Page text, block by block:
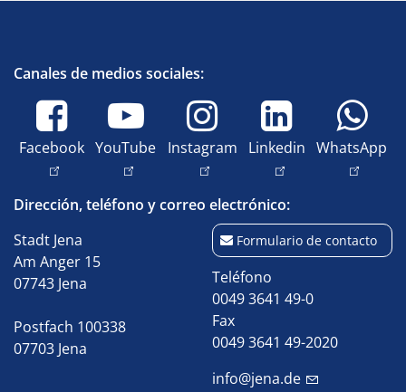
Canales de medios sociales:
Facebook YouTube Instagram Linkedin WhatsApp
Dirección, teléfono y correo electrónico:
Stadt Jena
Am Anger 15
07743 Jena
Postfach 100338
07703 Jena
Formulario de contacto
Teléfono
0049 3641 49-0
Fax
0049 3641 49-2020
info@jena.de